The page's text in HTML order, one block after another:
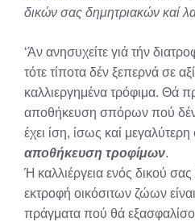
δικών σας δημητριακών καί
‘Άν ανησυχείτε γιά τήν
τότε τίποτα δέν ξεπερνά σε
καλλιεργημένα τρό­φιμα. Θά
αποθήκευση σπόρων πού δέν
έχει ίση, ίσως καί
αποθήκευση τροφίμων.
Ή καλλιέργεια ενός δικού
εκτροφή οικόσιτων ζώων
πράγματα πού θά